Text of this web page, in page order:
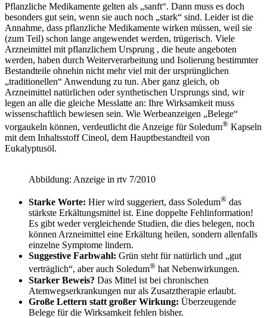
Pflanzliche Medikamente gelten als „sanft“. Dann muss es doch
besonders gut sein, wenn sie auch noch „stark“ sind. Leider ist die
Annahme, dass pflanzliche Medikamente wirken müssen, weil sie
(zum Teil) schon lange angewendet werden, trügerisch. Viele
Arzneimittel mit pflanzlichem Ursprung , die heute angeboten
werden, haben durch Weiterverarbeitung und Isolierung bestimmter
Bestandteile ohnehin nicht mehr viel mit der ursprünglichen
„traditionellen“ Anwendung zu tun. Aber ganz gleich, ob
Arzneimittel natürlichen oder synthetischen Ursprungs sind, wir
legen an alle die gleiche Messlatte an: Ihre Wirksamkeit muss
wissenschaftlich bewiesen sein. Wie Werbeanzeigen „Belege“
vorgaukeln können, verdeutlicht die Anzeige für Soledum® Kapseln
mit dem Inhaltsstoff Cineol, dem Hauptbestandteil von
Eukalyptusöl.
Abbildung: Anzeige in rtv 7/2010
Starke Worte: Hier wird suggeriert, dass Soledum® das
stärkste Erkältungsmittel ist. Eine doppelte Fehlinformation!
Es gibt weder vergleichende Studien, die dies belegen, noch
können Arzneimittel eine Erkältung heilen, sondern allenfalls
einzelne Symptome lindern.
Suggestive Farbwahl: Grün steht für natürlich und „gut
verträglich“, aber auch Soledum® hat Nebenwirkungen.
Starker Beweis? Das Mittel ist bei chronischen
Atemwegserkrankungen nur als Zusatztherapie erlaubt.
Große Lettern statt großer Wirkung: Überzeugende
Belege für die Wirksamkeit fehlen bisher.